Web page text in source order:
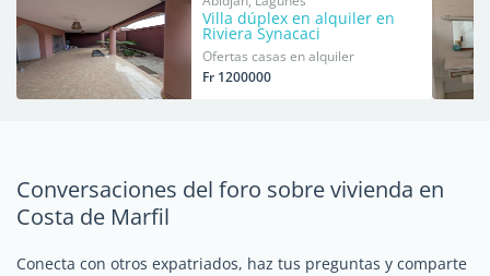
Villa dúplex en alquiler en
Riviera Synacaci
Ofertas casas en alquiler
Fr 1200000
Conversaciones del foro sobre vivienda en
Costa de Marfil
Conecta con otros expatriados, haz tus preguntas y comparte